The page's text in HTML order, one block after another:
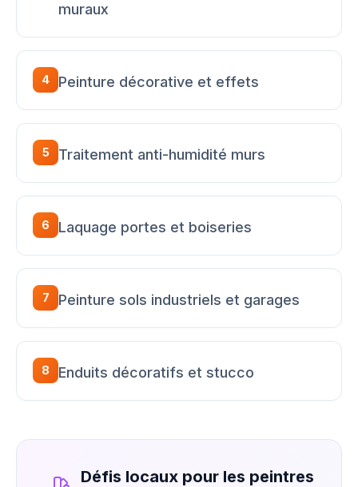
muraux
4 Peinture décorative et effets
5 Traitement anti-humidité murs
6 Laquage portes et boiseries
7 Peinture sols industriels et garages
8 Enduits décoratifs et stucco
Défis locaux pour les peintres